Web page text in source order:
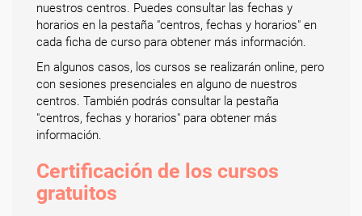
nuestros centros. Puedes consultar las fechas y
horarios en la pestaña "centros, fechas y horarios" en
cada ficha de curso para obtener más información.
En algunos casos, los cursos se realizarán online, pero
con sesiones presenciales en alguno de nuestros
centros. También podrás consultar la pestaña
"centros, fechas y horarios" para obtener más
información.
Certificación de los cursos
gratuitos